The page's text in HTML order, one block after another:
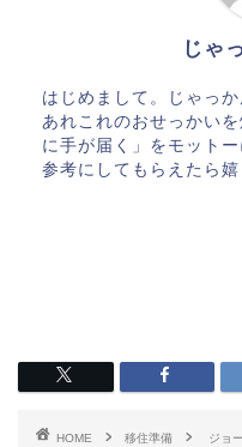
じゃ
はじめまして。じゃっ
あれこれのおせっかい
に手が届く」をモット
参考にしてもらえたら嬉
HOME 移住準備 ジョ